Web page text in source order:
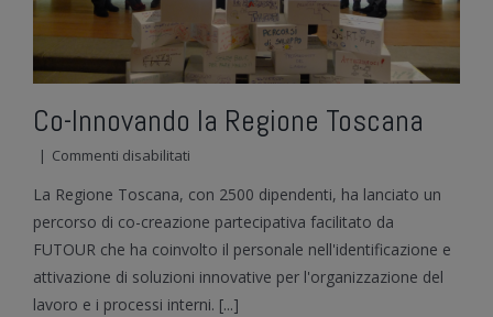
Co-Innovando la Regione Toscana
| Commenti disabilitati
Innovando
la
Regione
Toscana
La Regione Toscana, con 2500 dipendenti, ha lanciato un
percorso di co-creazione partecipativa facilitato da
FUTOUR che ha coinvolto il personale nell'identificazione e
attivazione di soluzioni innovative per l'organizzazione del
lavoro e i processi interni. [...]